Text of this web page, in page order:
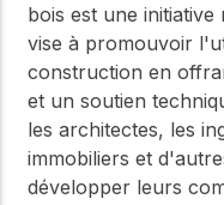
bois est une initiative
vise à promouvoir
construction en
et un soutien
les architectes, les
immobiliers et
développer leurs